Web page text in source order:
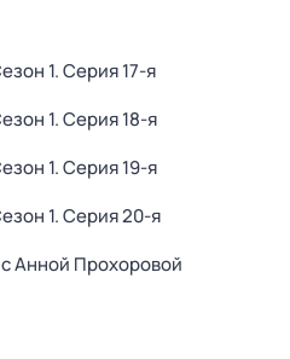
1. Серия 17-я
1. Серия 18-я
1. Серия 19-я
1. Серия 20-я
Анной Прохоровой